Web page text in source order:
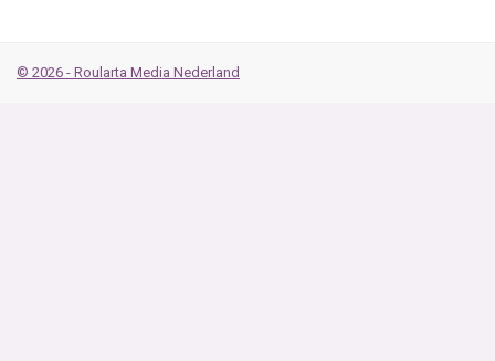
© 2026 - Roularta Media Nederland